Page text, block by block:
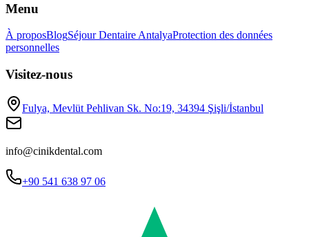
Menu
À proposBlogSéjour Dentaire AntalyaProtection des données
personnelles
Visitez-nous
Fulya, Mevlüt Pehlivan Sk. No:19, 34394 Şişli/İstanbul
info@cinikdental.com
+90 541 638 97 06